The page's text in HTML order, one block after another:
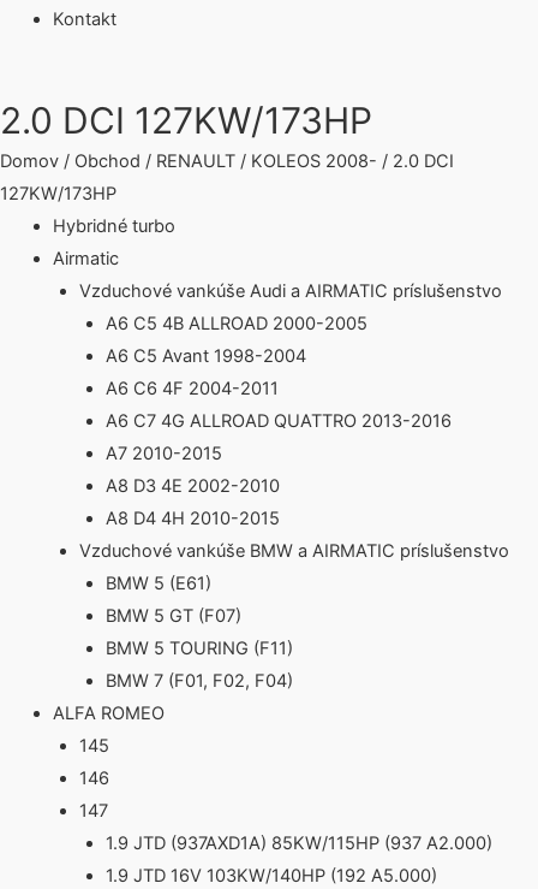
Kontakt
2.0 DCI 127KW/173HP
Domov / Obchod / RENAULT / KOLEOS 2008- / 2.0 DCI
127KW/173HP
Hybridné turbo
Airmatic
Vzduchové vankúše Audi a AIRMATIC príslušenstvo
A6 C5 4B ALLROAD 2000-2005
A6 C5 Avant 1998-2004
A6 C6 4F 2004-2011
A6 C7 4G ALLROAD QUATTRO 2013-2016
A7 2010-2015
A8 D3 4E 2002-2010
A8 D4 4H 2010-2015
Vzduchové vankúše BMW a AIRMATIC príslušenstvo
BMW 5 (E61)
BMW 5 GT (F07)
BMW 5 TOURING (F11)
BMW 7 (F01, F02, F04)
ALFA ROMEO
145
146
147
1.9 JTD (937AXD1A) 85KW/115HP (937 A2.000)
1.9 JTD 16V 103KW/140HP (192 A5.000)